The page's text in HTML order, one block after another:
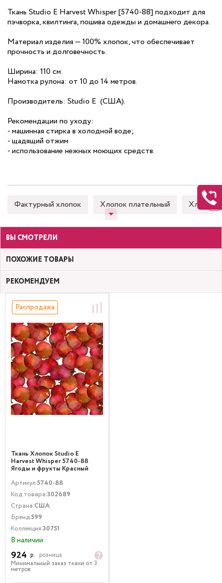
Ткань Studio E Harvest Whisper [5740-88] подходит для
пэчворка, квилтинга, пошива одежды и домашнего декора.
Материал изделия — 100% хлопок, что обеспечивает
прочность и долговечность.
Ширина: 110 см
Намотка рулона: от 10 до 14 метров.
Производитель: Studio E (США).
Рекомендации по уходу:
- машинная стирка в холодной воде;
- щадящий отжим
- использование нежных моющих средств.
Фактурный хлопок Хлопок плательный Хлопок
ВЫ СМОТРЕЛИ
ПОХОЖИЕ ТОВАРЫ
РЕКОМЕНДУЕМ
Распродажа
Ткань Хлопок Studio E
Harvest Whisper 5740-88
Ягоды и фрукты Красный
Артикул:5740-88
Код товара:302689
Страна:США
Бренд:599
Коллекция:30751
В наличии
924 р.
розница
Минимальный заказ ткани от 3
метров